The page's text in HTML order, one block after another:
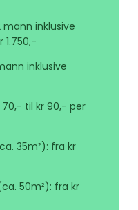
mann inklusive
1.750,-
inklusive
70,- til kr 90,- per
35m²): fra kr
50m²): fra kr